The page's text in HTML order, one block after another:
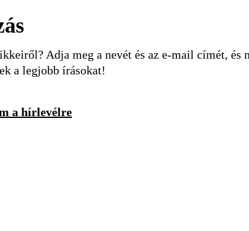
Adja meg a nevét és az e-mail címét, és
a legjobb írásokat!
a hírlevélre